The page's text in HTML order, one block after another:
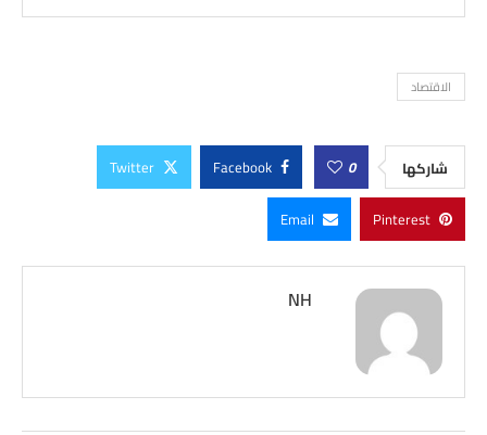
الاقتصاد
شاركها 0
Facebook
Twitter
Pinterest
Email
NH